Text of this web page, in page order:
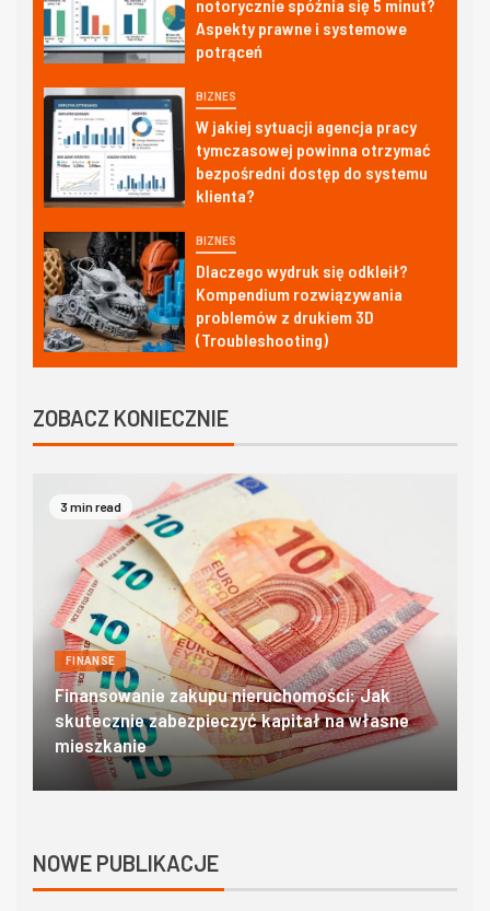
notorycznie spóźnia się 5 minut?
Aspekty prawne i systemowe
potrąceń
BIZNES
W jakiej sytuacji agencja pracy
tymczasowej powinna otrzymać
bezpośredni dostęp do systemu
klienta?
BIZNES
Dlaczego wydruk się odkleił?
Kompendium rozwiązywania
problemów z drukiem 3D
(Troubleshooting)
ZOBACZ KONIECZNIE
4 min read
FINANSE
Domki w zakopanem – poznaj góralski klimat w
najlepszym wydaniu
NOWE PUBLIKACJE